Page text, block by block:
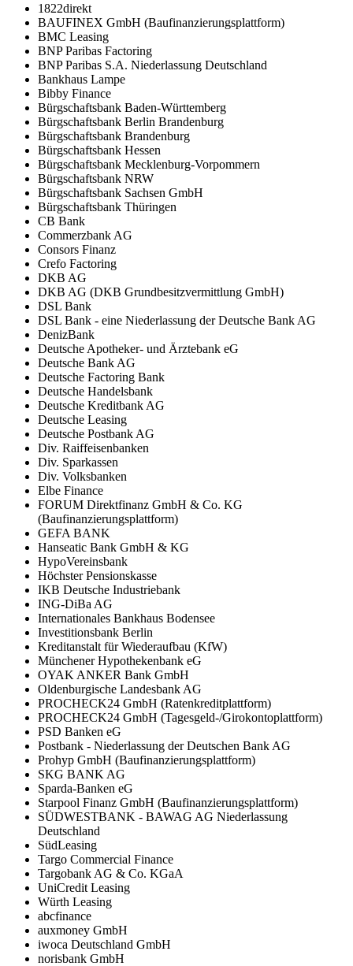
1822direkt
BAUFINEX GmbH (Baufinanzierungsplattform)
BMC Leasing
BNP Paribas Factoring
BNP Paribas S.A. Niederlassung Deutschland
Bankhaus Lampe
Bibby Finance
Bürgschaftsbank Baden-Württemberg
Bürgschaftsbank Berlin Brandenburg
Bürgschaftsbank Brandenburg
Bürgschaftsbank Hessen
Bürgschaftsbank Mecklenburg-Vorpommern
Bürgschaftsbank NRW
Bürgschaftsbank Sachsen GmbH
Bürgschaftsbank Thüringen
CB Bank
Commerzbank AG
Consors Finanz
Crefo Factoring
DKB AG
DKB AG (DKB Grundbesitzvermittlung GmbH)
DSL Bank
DSL Bank - eine Niederlassung der Deutsche Bank AG
DenizBank
Deutsche Apotheker- und Ärztebank eG
Deutsche Bank AG
Deutsche Factoring Bank
Deutsche Handelsbank
Deutsche Kreditbank AG
Deutsche Leasing
Deutsche Postbank AG
Div. Raiffeisenbanken
Div. Sparkassen
Div. Volksbanken
Elbe Finance
FORUM Direktfinanz GmbH & Co. KG
(Baufinanzierungsplattform)
GEFA BANK
Hanseatic Bank GmbH & KG
HypoVereinsbank
Höchster Pensionskasse
IKB Deutsche Industriebank
ING-DiBa AG
Internationales Bankhaus Bodensee
Investitionsbank Berlin
Kreditanstalt für Wiederaufbau (KfW)
Münchener Hypothekenbank eG
OYAK ANKER Bank GmbH
Oldenburgische Landesbank AG
PROCHECK24 GmbH (Ratenkreditplattform)
PROCHECK24 GmbH (Tagesgeld-/Girokontoplattform)
PSD Banken eG
Postbank - Niederlassung der Deutschen Bank AG
Prohyp GmbH (Baufinanzierungsplattform)
SKG BANK AG
Sparda-Banken eG
Starpool Finanz GmbH (Baufinanzierungsplattform)
SÜDWESTBANK - BAWAG AG Niederlassung
Deutschland
SüdLeasing
Targo Commercial Finance
Targobank AG & Co. KGaA
UniCredit Leasing
Würth Leasing
abcfinance
auxmoney GmbH
iwoca Deutschland GmbH
norisbank GmbH